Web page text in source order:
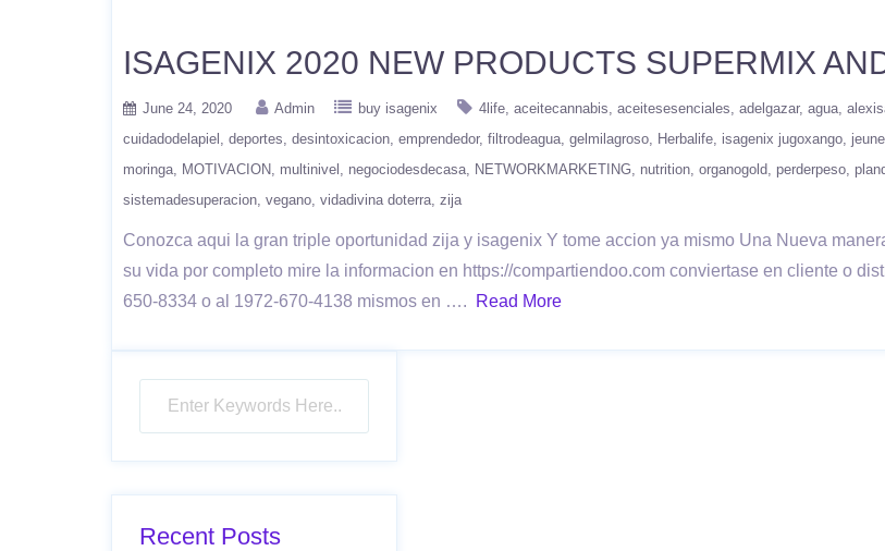
ISAGENIX 2020 NEW PRODUCTS SUPERMIX
June 24, 2020 Admin buy isagenix 4life aceitecannabis aceitesesenciales adelgazar agua
cuidadodelapiel
deportes desintoxicacion emprendedor filtrodeagua gelmilagroso Herbalife isagenix jugoxango
moringa
MOTIVACION multinivel negociodesdecasa NETWORKMARKETING nutrition organogold perderpeso
sistemadesuperacion vegano vidadivina doterra zija
Conozca aqui la gran triple oportunidad zija y isagenix Y tome accion ya mismo Una Nueva
su vida por completo mire la informacion en https://compartiendoo.com conviertase en cliente o
650-8334 o al 1972-670-4138 mismos en ….
Read More
Recent Posts